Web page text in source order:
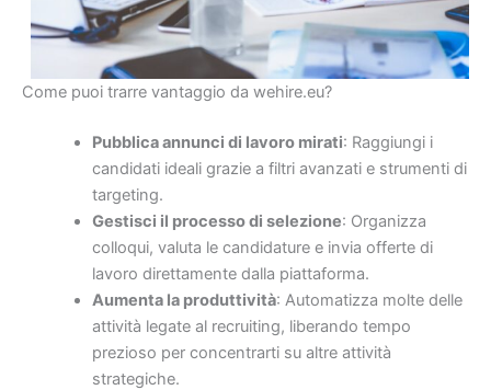
Come puoi trarre vantaggio da wehire.eu?
Pubblica annunci di lavoro mirati: Raggiungi i
candidati ideali grazie a filtri avanzati e strumenti di
targeting.
Gestisci il processo di selezione: Organizza
colloqui, valuta le candidature e invia offerte di
lavoro direttamente dalla piattaforma.
Aumenta la produttività: Automatizza molte delle
attività legate al recruiting, liberando tempo
prezioso per concentrarti su altre attività
strategiche.